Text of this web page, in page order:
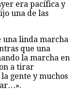
era pacífica y
una de las
una linda marcha
que una
la marcha en
a tirar
gente y muchos